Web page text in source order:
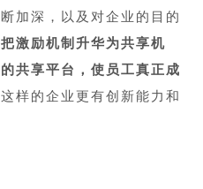
加深，以及对企业的目的
把激励机制升华为共享机
共享平台，使员工真正成
样的企业更有创新能力和